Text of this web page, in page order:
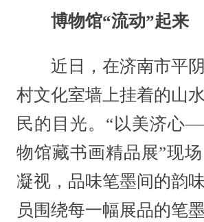
博物馆“流动”起来
近日，在济南市平阴
村文化室墙上挂着的山
民的目光。“以美济心
物馆藏书画精品展”现
凝视，品味笔墨间的韵
员围绕每一幅展品的笔